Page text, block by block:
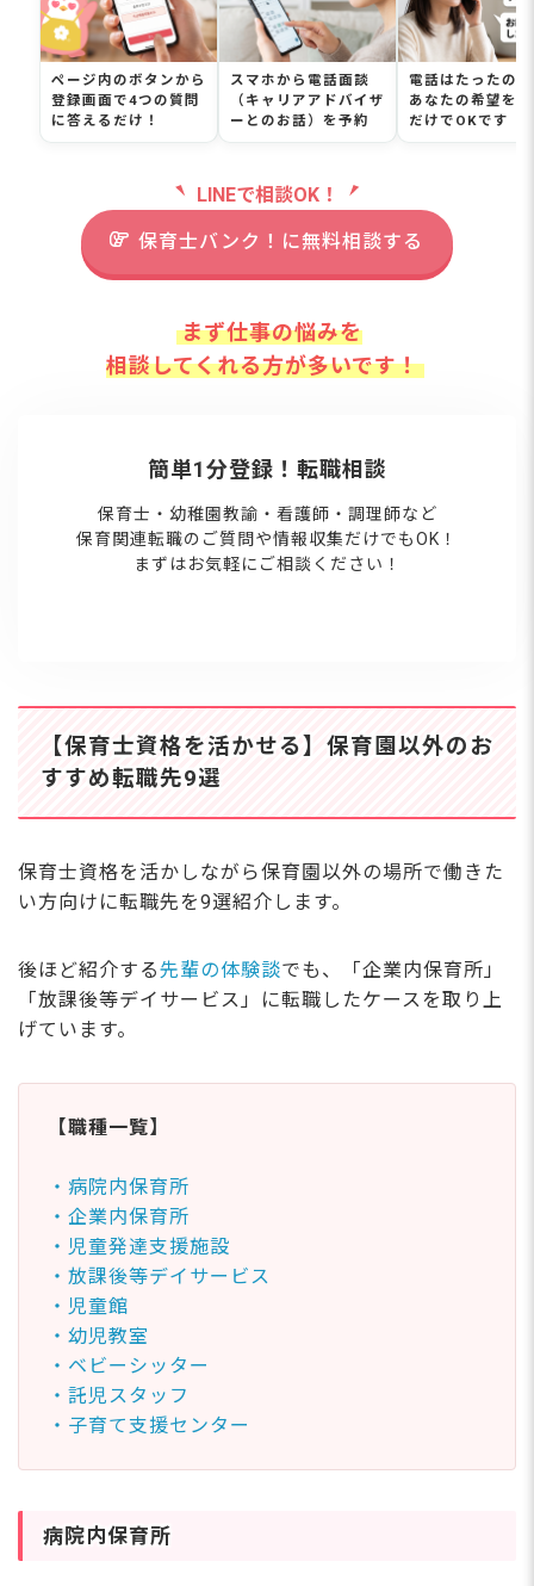
ページ内のボタンから
登録画面で4つの質問
に答えるだけ！
スマホから電話面談
（キャリアアドバイザ
ーとのお話）を予約
電話はたったの5
あなたの希望を
だけでOKです
LINEで相談OK！
保育士バンク！に無料相談する
まず仕事の悩みを
相談してくれる方が多いです！
簡単1分登録！転職相談
保育士・幼稚園教諭・看護師・調理師など
保育関連転職のご質問や情報収集だけでもOK！
まずはお気軽にご相談ください！
【保育士資格を活かせる】保育園以外のお
すすめ転職先9選
保育士資格を活かしながら保育園以外の場所で働きた
い方向けに転職先を9選紹介します。
後ほど紹介する先輩の体験談でも、「企業内保育所」
「放課後等デイサービス」に転職したケースを取り上
げています。
【職種一覧】
・病院内保育所
・企業内保育所
・児童発達支援施設
・放課後等デイサービス
・児童館
・幼児教室
・ベビーシッター
・託児スタッフ
・子育て支援センター
病院内保育所